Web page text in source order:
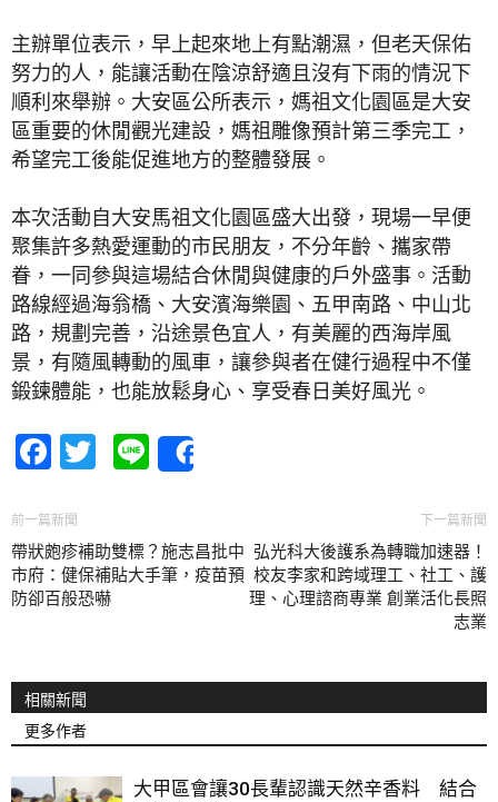
主辦單位表示，早上起來地上有點潮濕，但老天保佑
努力的人，能讓活動在陰涼舒適且沒有下雨的情況下
順利來舉辦。大安區公所表示，媽祖文化園區是大安
區重要的休閒觀光建設，媽祖雕像預計第三季完工，
希望完工後能促進地方的整體發展。
本次活動自大安馬祖文化園區盛大出發，現場一早便
聚集許多熱愛運動的市民朋友，不分年齡、攜家帶
眷，一同參與這場結合休閒與健康的戶外盛事。活動
路線經過海翁橋、大安濱海樂園、五甲南路、中山北
路，規劃完善，沿途景色宜人，有美麗的西海岸風
景，有隨風轉動的風車，讓參與者在健行過程中不僅
鍛鍊體能，也能放鬆身心、享受春日美好風光。
Facebook
Twitter
Line
前一篇新聞
帶狀皰疹補助雙標？施志昌批中
市府：健保補貼大手筆，疫苗預
防卻百般恐嚇
下一篇新聞
弘光科大後護系為轉職加速器！
校友李家和跨域理工、社工、護
理、心理諮商專業 創業活化長照
志業
相關新聞
更多作者
大甲區會讓30長輩認識天然辛香料 結合